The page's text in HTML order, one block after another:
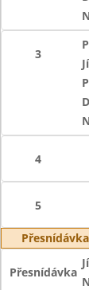
3
4
5
Přesnídávka